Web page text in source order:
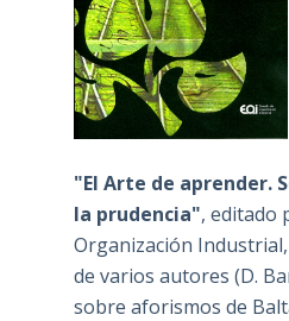
"El Arte de aprender.
la prudencia", editado
Organización
de varios autores (D.
sobre aforismos de